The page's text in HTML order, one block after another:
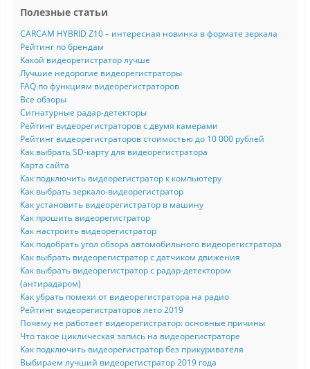
Полезные статьи
CARCAM HYBRID Z10 – интересная новинка в формате зеркала
Рейтинг по брендам
Какой видеорегистратор лучше
Лучшие недорогие видеорегистраторы
FAQ по функциям видеорегистраторов
Все обзоры
Сигнатурные радар-детекторы
Рейтинг видеорегистраторов с двумя камерами
Рейтинг видеорегистраторов стоимостью до 10 000 рублей
Как выбрать SD-карту для видеорегистратора
Карта сайта
Как подключить видеорегистратор к компьютеру
Как выбрать зеркало-видеорегистратор
Как установить видеорегистратор в машину
Как прошить видеорегистратор
Как настроить видеорегистратор
Как подобрать угол обзора автомобильного видеорегистратора
Как выбрать видеорегистратор с датчиком движения
Как выбрать видеорегистратор с радар-детектором
(антирадаром)
Как убрать помехи от видеорегистратора на радио
Рейтинг видеорегистраторов лето 2019
Почему не работает видеорегистратор: основные причины
Что такое циклическая запись на видеорегистраторе
Как подключить видеорегистратор без прикуривателя
Выбираем лучший видеорегистратор 2019 года